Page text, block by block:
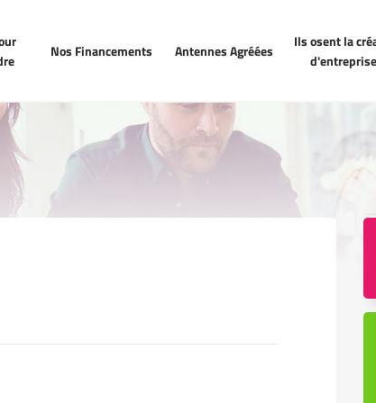
Nos Financements Antennes Agréées
Ils osent la
Financements
d'entreprise !